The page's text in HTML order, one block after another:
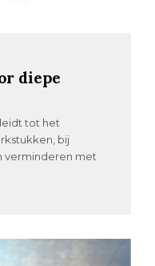
diepe
tot het
bij
verminderen met